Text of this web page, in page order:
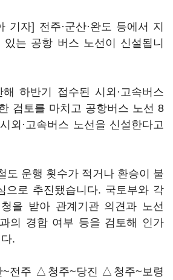
기자] 전주·군산·완도 등에서 지
는 공항 버스 노선이 신설됩니
하반기 접수된 시외·고속버스
검토를 마치고 공항버스 노선 8
외·고속버스 노선을 신설한다고
도 운행 횟수가 적거나 환승이 불
으로 추진됐습니다. 국토부와 각
을 받아 관계기관 의견과 노선
의 경합 여부 등을 검토해 인가
.
~전주 △청주~당진 △청주~보령